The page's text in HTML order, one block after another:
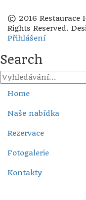
© 2016 Restaurace
Rights Reserved.
Přihlášení
Search
Home
Naše nabídka
Rezervace
Fotogalerie
Kontakty